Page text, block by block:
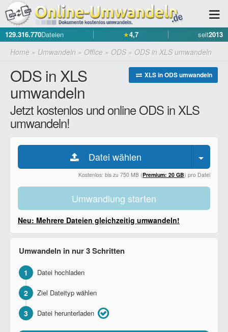
129.316.770Dateien ★4,7 seit2013
Home » Umwandeln » Office » ODS » ODS in XLS umwandeln
XLS in ODS umwandeln
ODS in XLS
umwandeln
Jetzt kostenlos und online ODS in XLS
umwandeln!
Datei wählen
Kostenlos: bis zu 750 MB (Premium: 20 GB) pro Datei
Umwandlung starten
Neu: Mehrere Dateien gleichzeitig umwandeln!
Umwandeln in nur 3 Schritten
1 Datei hochladen
2 Ziel Dateityp wählen
3 Datei herunterladen